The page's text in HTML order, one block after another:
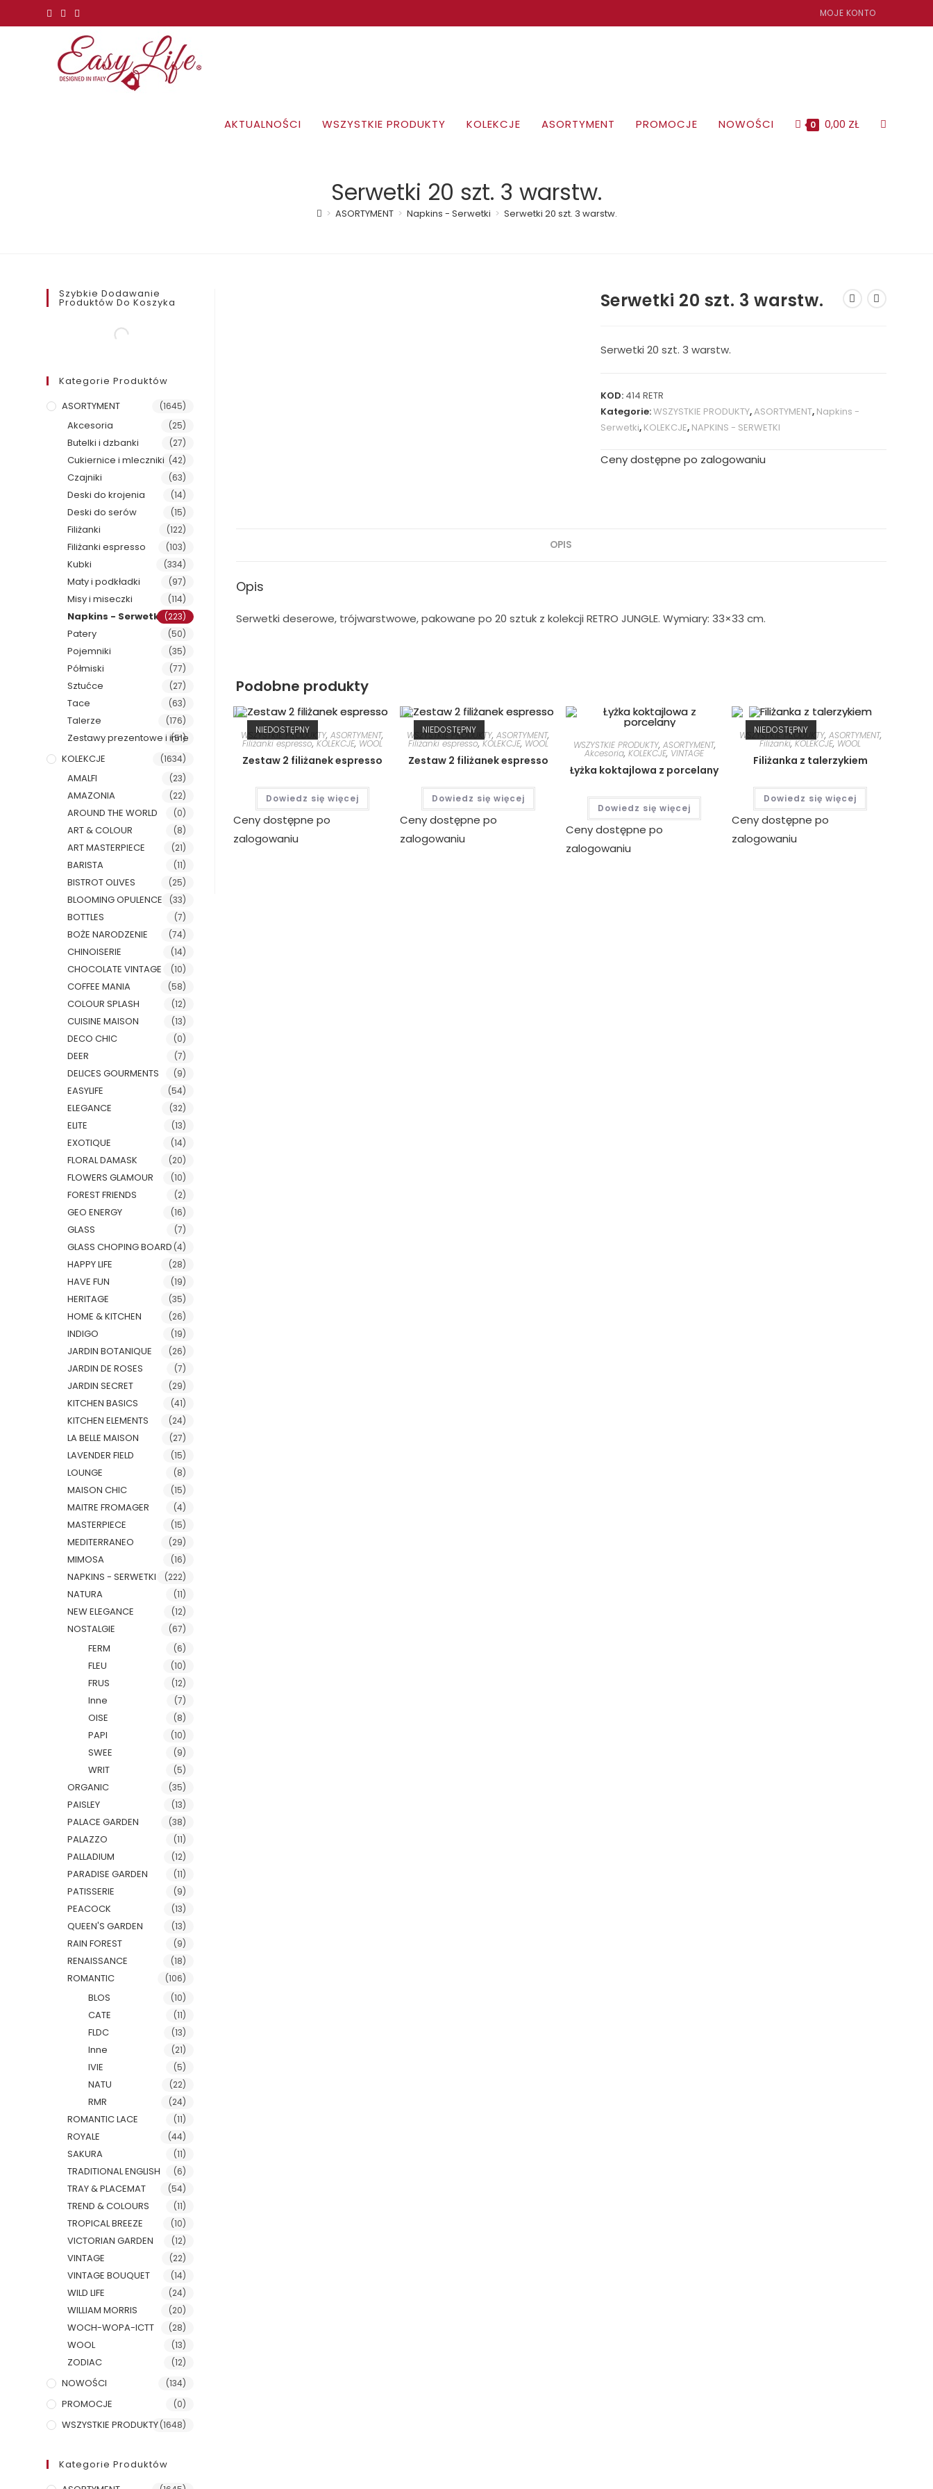
treści
MOJE KONTO
AKTUALNOŚCI WSZYSTKIE PRODUKTY KOLEKCJE ASORTYMENT PROMOCJE NOWOŚCI 0 0,00 ZŁ TOGGLE
Serwetki 20 szt. 3 warstw.
> ASORTYMENT > Napkins - Serwetki > Serwetki 20 szt. 3 warstw.
Serwetki 20 szt. 3 warstw.
Serwetki 20 szt. 3 warstw.
KOD: 414 RETR
Kategorie:WSZYSTKIE PRODUKTY,ASORTYMENT, Napkins -
Serwetki, KOLEKCJE, NAPKINS - SERWETKI
Ceny dostępne po zalogowaniu
OPIS
Opis
Serwetki deserowe, trójwarstwowe, pakowane po 20 sztuk z kolekcji RETRO JUNGLE. Wymiary: 33×33 cm.
Podobne produkty
NIEDOSTĘPNY
WSZYSTKIE PRODUKTY,ASORTYMENT,
Filiżanki espresso,KOLEKCJE, WOOL
Zestaw 2 filiżanek espresso
Dowiedz się więcej
Ceny dostępne po
zalogowaniu
NIEDOSTĘPNY
WSZYSTKIE PRODUKTY,ASORTYMENT,
Filiżanki espresso,KOLEKCJE, WOOL
Zestaw 2 filiżanek espresso
Dowiedz się więcej
Ceny dostępne po
zalogowaniu
WSZYSTKIE PRODUKTY, ASORTYMENT,
Akcesoria,KOLEKCJE, VINTAGE
Łyżka koktajlowa z porcelany
Dowiedz się więcej
Ceny dostępne po
zalogowaniu
NIEDOSTĘPNY
WSZYSTKIE PRODUKTY, ASORTYMENT,
Filiżanki,KOLEKCJE, WOOL
Filiżanka z talerzykiem
Dowiedz się więcej
Ceny dostępne po
zalogowaniu
Szybkie Dodawanie
Produktów Do Koszyka
Kategorie Produktów
ASORTYMENT
(1645)
Akcesoria (25)
Butelki i dzbanki (27)
Cukiernice i mleczniki (42)
Czajniki (63)
Deski do krojenia (14)
Deski do serów (15)
Filiżanki (122)
Filiżanki espresso (103)
Kubki (334)
Maty i podkładki (97)
Misy i miseczki (114)
Napkins - Serwetki (223)
Patery (50)
Pojemniki (35)
Półmiski (77)
Sztućce (27)
Tace (63)
Talerze (176)
Zestawy prezentowe i inne
(51)
KOLEKCJE (1634)
AMALFI (23)
AMAZONIA (22)
AROUND THE WORLD (0)
ART & COLOUR (8)
ART MASTERPIECE (21)
BARISTA (11)
BISTROT OLIVES (25)
BLOOMING OPULENCE (33)
BOTTLES (7)
BOŻE NARODZENIE (74)
CHINOISERIE (14)
CHOCOLATE VINTAGE (10)
COFFEE MANIA (58)
COLOUR SPLASH (12)
CUISINE MAISON (13)
DECO CHIC (0)
DEER (7)
DELICES GOURMENTS (9)
EASYLIFE (54)
ELEGANCE (32)
ELITE (13)
EXOTIQUE (14)
FLORAL DAMASK (20)
FLOWERS GLAMOUR (10)
FOREST FRIENDS (2)
GEO ENERGY (16)
GLASS (7)
GLASS CHOPING BOARD (4)
HAPPY LIFE (28)
HAVE FUN (19)
HERITAGE (35)
HOME & KITCHEN (26)
INDIGO (19)
JARDIN BOTANIQUE (26)
JARDIN DE ROSES (7)
JARDIN SECRET (29)
KITCHEN BASICS (41)
KITCHEN ELEMENTS (24)
LA BELLE MAISON (27)
LAVENDER FIELD (15)
LOUNGE (8)
MAISON CHIC (15)
MAITRE FROMAGER (4)
MASTERPIECE (15)
MEDITERRANEO (29)
MIMOSA (16)
NAPKINS - SERWETKI (222)
NATURA (11)
NEW ELEGANCE (12)
NOSTALGIE (67)
FERM (6)
FLEU (10)
FRUS (12)
Inne (7)
OISE (8)
PAPI (10)
SWEE (9)
WRIT (5)
ORGANIC (35)
PAISLEY (13)
PALACE GARDEN (38)
PALAZZO (11)
PALLADIUM (12)
PARADISE GARDEN (11)
PATISSERIE (9)
PEACOCK (13)
QUEEN'S GARDEN (13)
RAIN FOREST (9)
RENAISSANCE (18)
ROMANTIC (106)
BLOS (10)
CATE (11)
FLDC (13)
Inne (21)
IVIE (5)
NATU (22)
RMR (24)
ROMANTIC LACE (11)
ROYALE (44)
SAKURA (11)
TRADITIONAL ENGLISH (6)
TRAY & PLACEMAT (54)
TREND & COLOURS (11)
TROPICAL BREEZE (10)
VICTORIAN GARDEN (12)
VINTAGE (22)
VINTAGE BOUQUET (14)
WILD LIFE (24)
WILLIAM MORRIS (20)
WOCH-WOPA-ICTT (28)
WOOL (13)
ZODIAC (12)
NOWOŚCI (134)
PROMOCJE (0)
WSZYSTKIE PRODUKTY(1648)
Kategorie Produktów